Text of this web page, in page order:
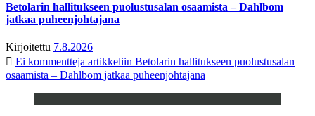
Betolarin hallitukseen puolustusalan osaamista – Dahlbom
jatkaa puheenjohtajana
Kirjoitettu 7.8.2026
Ei kommentteja artikkeliin Betolarin hallitukseen puolustusalan
osaamista – Dahlbom jatkaa puheenjohtajana